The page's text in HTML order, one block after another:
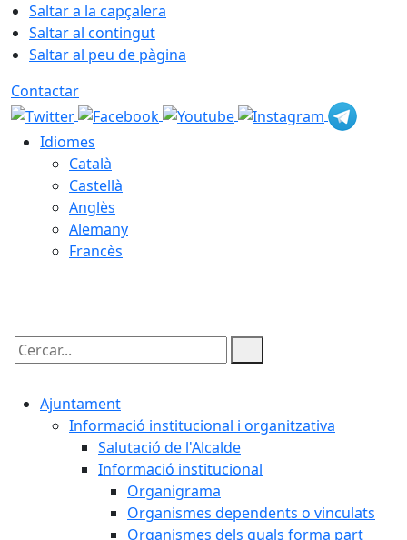
Saltar a la capçalera
Saltar al contingut
Saltar al peu de pàgina
Contactar
Idiomes
Català
Castellà
Anglès
Alemany
Francès
Cercar:
Ajuntament
Informació institucional i organitzativa
Salutació de l'Alcalde
Informació institucional
Organigrama
Organismes dependents o vinculats
Organismes dels quals forma part